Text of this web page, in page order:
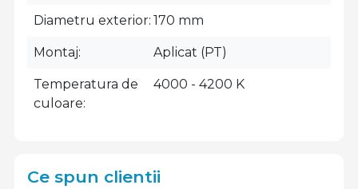
Diametru exterior 170 mm
Montaj Aplicat (PT)
Temperatura de
culoare
4000 - 4200 K
Ce spun clientii